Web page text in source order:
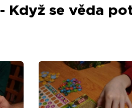
- Když se věda